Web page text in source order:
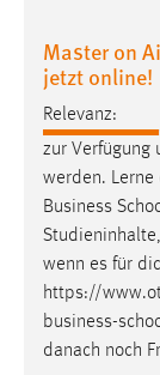
Master on
jetzt online!
Relevanz:
zur Verfügung
werden.
Business
wenn es für
https://
business-
danach noch
Zweck:
Das
Cookie
30 Tage
Chat
Name:
chat-